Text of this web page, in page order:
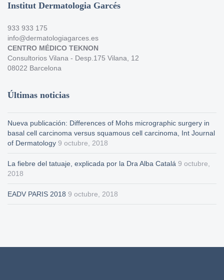
Institut Dermatologia Garcés
933 933 175
info@dermatologiagarces.es
CENTRO MÉDICO TEKNON
Consultorios Vilana - Desp.175 Vilana, 12
08022 Barcelona
Últimas noticias
Nueva publicación: Differences of Mohs micrographic surgery in
basal cell carcinoma versus squamous cell carcinoma, Int Journal
of Dermatology 9 octubre, 2018
La fiebre del tatuaje, explicada por la Dra Alba Catalá 9 octubre,
2018
EADV PARIS 2018 9 octubre, 2018